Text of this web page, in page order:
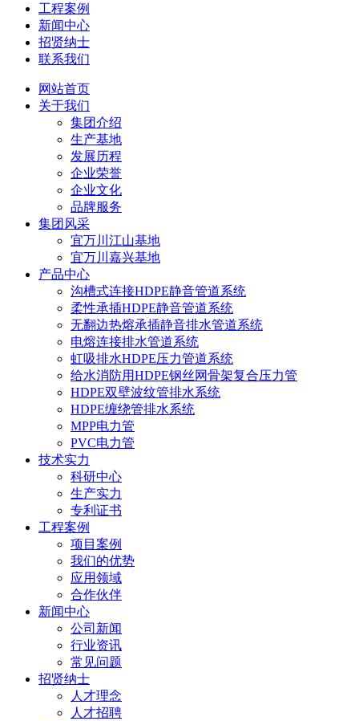
工程案例
新闻中心
招贤纳士
联系我们
网站首页
关于我们
集团介绍
生产基地
发展历程
企业荣誉
企业文化
品牌服务
集团风采
宜万川江山基地
宜万川嘉兴基地
产品中心
沟槽式连接HDPE静音管道系统
柔性承插HDPE静音管道系统
无翻边热熔承插静音排水管道系统
电熔连接排水管道系统
虹吸排水HDPE压力管道系统
给水消防用HDPE钢丝网骨架复合压力管
HDPE双壁波纹管排水系统
HDPE缠绕管排水系统
MPP电力管
PVC电力管
技术实力
科研中心
生产实力
专利证书
工程案例
项目案例
我们的优势
应用领域
合作伙伴
新闻中心
公司新闻
行业资讯
常见问题
招贤纳士
人才理念
人才招聘